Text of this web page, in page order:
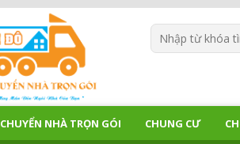
CHUYỂN NHÀ TRỌN GÓI CHUNG CƯ